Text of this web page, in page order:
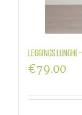
Leggings lunghi
€79.00